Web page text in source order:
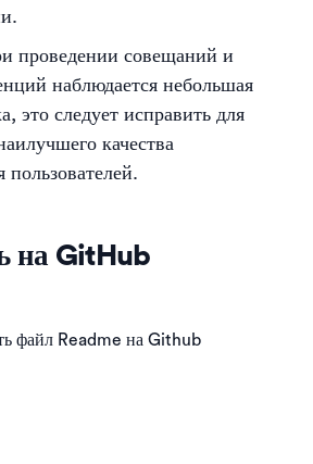
проведении совещаний и
наблюдается небольшая
это следует исправить для
качества
пользователей.
на GitHub
файл Readme на Github